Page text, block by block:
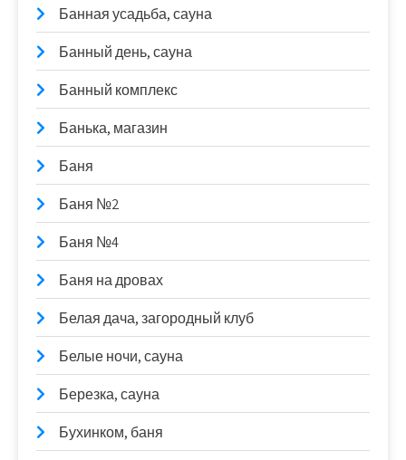
Банная усадьба, сауна
Банный день, сауна
Банный комплекс
Банька, магазин
Баня
Баня №2
Баня №4
Баня на дровах
Белая дача, загородный клуб
Белые ночи, сауна
Березка, сауна
Бухинком, баня